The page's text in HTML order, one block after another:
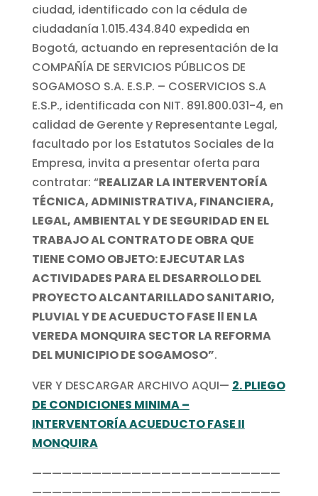
ciudad, identificado con la cédula de
ciudadanía 1.015.434.840 expedida en
Bogotá, actuando en representación de la
COMPAÑÍA DE SERVICIOS PÚBLICOS DE
SOGAMOSO S.A. E.S.P. – COSERVICIOS S.A
E.S.P., identificada con NIT. 891.800.031-4, en
calidad de Gerente y Representante Legal,
facultado por los Estatutos Sociales de la
Empresa, invita a presentar oferta para
contratar: “REALIZAR LA INTERVENTORÍA
TÉCNICA, ADMINISTRATIVA, FINANCIERA,
LEGAL, AMBIENTAL Y DE SEGURIDAD EN EL
TRABAJO AL CONTRATO DE OBRA QUE
TIENE COMO OBJETO: EJECUTAR LAS
ACTIVIDADES PARA EL DESARROLLO DEL
PROYECTO ALCANTARILLADO SANITARIO,
PLUVIAL Y DE ACUEDUCTO FASE ll EN LA
VEREDA MONQUIRA SECTOR LA REFORMA
DEL MUNICIPIO DE SOGAMOSO”.
VER Y DESCARGAR ARCHIVO AQUI— 2. PLIEGO
DE CONDICIONES MINIMA –
INTERVENTORÍA ACUEDUCTO FASE II
MONQUIRA
—————————————————————————